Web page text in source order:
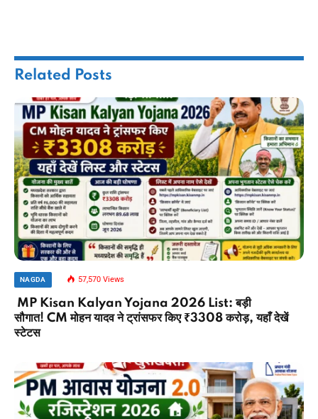
Related Posts
NAGDA 57,570 Views
MP Kisan Kalyan Yojana 2026 List: बड़ी
सौगात! CM मोहन यादव ने ट्रांसफर किए ₹3308 करोड़, यहाँ देखें
स्टेटस